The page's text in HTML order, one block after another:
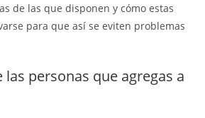
de las que disponen y cómo estas
para que así se eviten problemas
las personas que agregas a